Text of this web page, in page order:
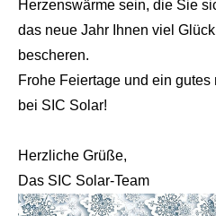
Herzenswärme sein, die Sie
das neue Jahr Ihnen viel
bescheren.
Frohe Feiertage und ein
bei SIC Solar!
Herzliche Grüße,
Das SIC Solar-Team